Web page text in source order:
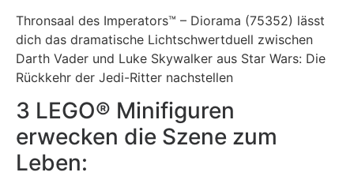
Thronsaal des Imperators™ – Diorama (75352) lässt
dich das dramatische Lichtschwertduell zwischen
Darth Vader und Luke Skywalker aus Star Wars: Die
Rückkehr der Jedi-Ritter nachstellen
3 LEGO® Minifiguren
erwecken die Szene zum
Leben: